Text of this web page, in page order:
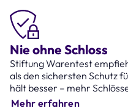
Nie ohne Schloss
Stiftung Warentest
als den sichersten Schutz
hält besser – mehr
Mehr erfahren